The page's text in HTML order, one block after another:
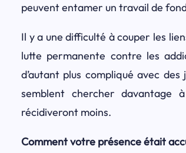
peuvent entamer un travail de
Il y a une difficulté à couper les
lutte permanente contre les
d’autant plus compliqué avec
semblent chercher davantage
récidiveront moins.
Comment votre présence était